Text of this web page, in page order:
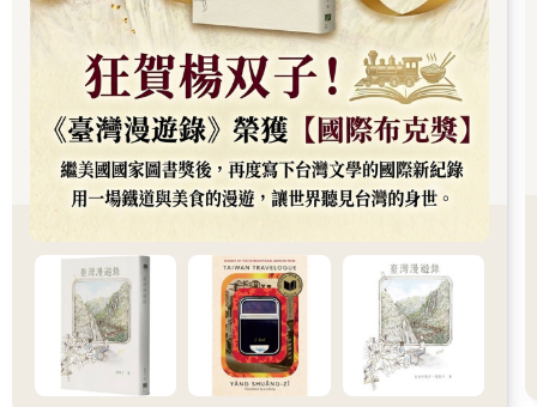
小的香爐，四隻桌腳下都壓著符。
三樓廊道裡燈光昏暗，兩側窗戶都是暗的，廊道中雖也堆著雜
物，但大都積滿灰塵，像是久未使用。
她繼續往上，四樓兩側廊道空蕩蕩的不像底下兩層堆滿雜物，但
牆面、天花板卻是怵目驚心的火燒焦跡。
她不知是因為疲累，還是害怕，額上微微滲出汗水，吸了口氣，
繼續往廊道深處走。
經過一個轉折，廊道裡的焦跡更加明顯，兩側住家有些連門都缺
小窗，隱約可以看到東風市場對街那尚未完工的新大樓。
廊道小窗旁左側有戶人家，壁面斑剝灰白，像是在焦黑壁面上塗
漆粉刷，但漆工和用料都敷衍了事，以致於白漆底下還微微透著
焦黑，看來滑稽突兀。
她走近這戶住家，見鐵門旁一扇小窗內側貼著報紙，微微透出昏